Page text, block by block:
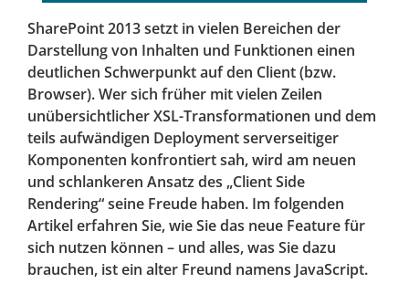
SharePoint 2013 setzt in vielen Bereichen der
Darstellung von Inhalten und Funktionen einen
deutlichen Schwerpunkt auf den Client (bzw.
Browser). Wer sich früher mit vielen Zeilen
unübersichtlicher XSL-Transformationen und dem
teils aufwändigen Deployment serverseitiger
Komponenten konfrontiert sah, wird am neuen
und schlankeren Ansatz des „Client Side
Rendering“ seine Freude haben. Im folgenden
Artikel erfahren Sie, wie Sie das neue Feature für
sich nutzen können – und alles, was Sie dazu
brauchen, ist ein alter Freund namens JavaScript.